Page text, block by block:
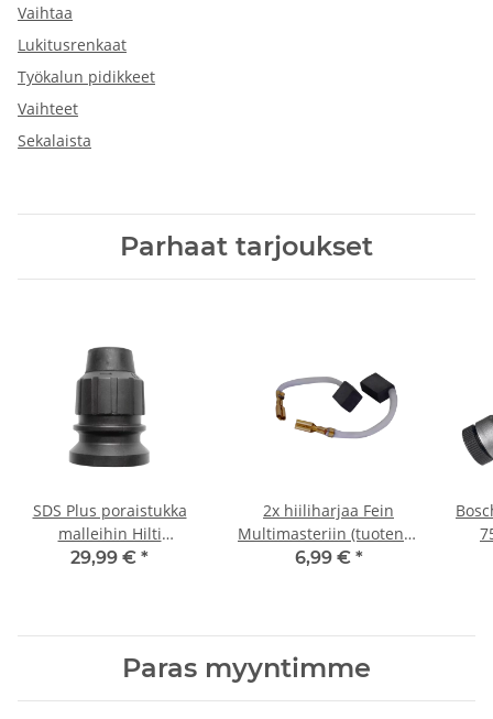
Vaihtaa
Lukitusrenkaat
Työkalun pidikkeet
Vaihteet
Sekalaista
Parhaat tarjoukset
SDS Plus poraistukka
malleihin Hilti
TE1,TE5,TE6,TE14,TE15,TE18-
29,99 € *
2x hiiliharjaa Fein
Multimasteriin (tuotenro
30711129009)
6,99 € *
Paras myyntimme